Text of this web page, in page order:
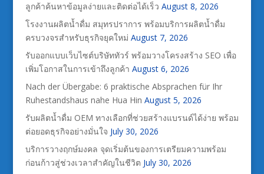
ลูกค้าค้นหาข้อมูลง่ายและติดต่อได้เร็ว August 8, 2026
โรงงานผลิตน้ำดื่ม สมุทรปราการ พร้อมบริการผลิตน้ำดื่ม
ครบวงจรสำหรับธุรกิจยุคใหม่ August 7, 2026
รับออกแบบเว็บไซต์บริษัททัวร์ พร้อมวางโครงสร้าง SEO เพื่อ
เพิ่มโอกาสในการเข้าถึงลูกค้า August 6, 2026
Nach der Übergabe: 6 praktische Absprachen für Ihr
Ruhestandshaus nahe Hua Hin August 5, 2026
รับผลิตน้ำดื่ม OEM ทางเลือกที่ช่วยสร้างแบรนด์ได้ง่าย พร้อม
ต่อยอดธุรกิจอย่างมั่นใจ July 30, 2026
บริการวางฤกษ์มงคล จุดเริ่มต้นของการเตรียมความพร้อม
ก่อนก้าวสู่ช่วงเวลาสำคัญในชีวิต July 30, 2026